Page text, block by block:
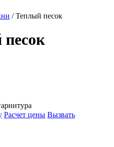
/ Теплый песок
Расчет цены Вызвать